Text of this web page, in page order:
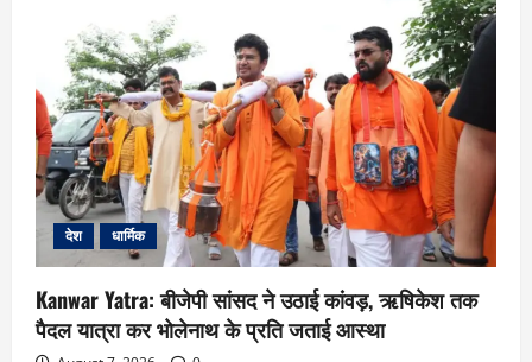
देश धार्मिक
Kanwar Yatra: बीजेपी सांसद ने उठाई कांवड़, ऋषिकेश तक
पैदल यात्रा कर भोलेनाथ के प्रति जताई आस्था